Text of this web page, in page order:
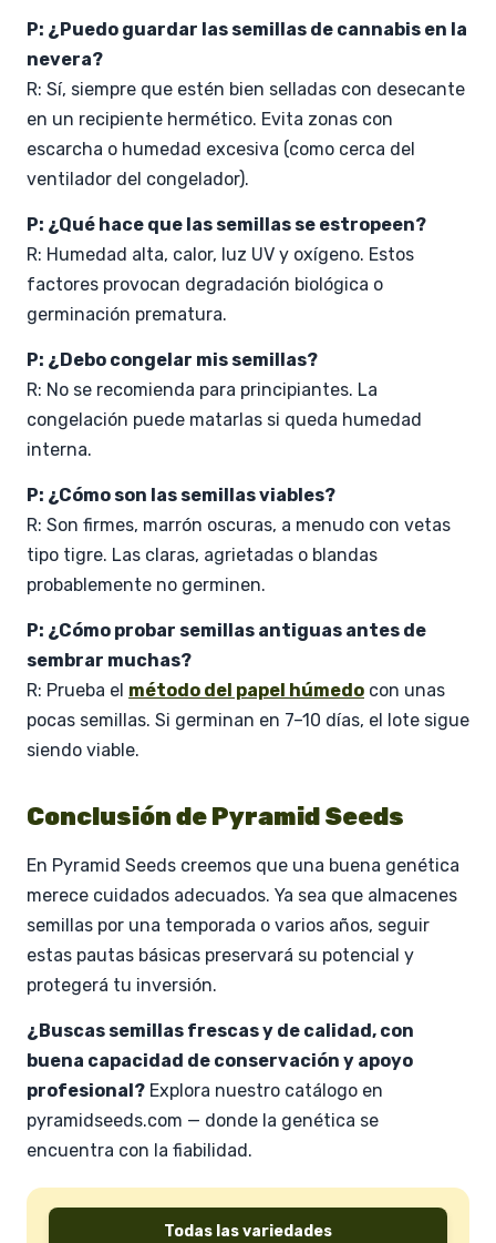
P: ¿Puedo guardar las semillas de cannabis en la
nevera?
R: Sí, siempre que estén bien selladas con desecante
en un recipiente hermético. Evita zonas con
escarcha o humedad excesiva (como cerca del
ventilador del congelador).
P: ¿Qué hace que las semillas se estropeen?
R: Humedad alta, calor, luz UV y oxígeno. Estos
factores provocan degradación biológica o
germinación prematura.
P: ¿Debo congelar mis semillas?
R: No se recomienda para principiantes. La
congelación puede matarlas si queda humedad
interna.
P: ¿Cómo son las semillas viables?
R: Son firmes, marrón oscuras, a menudo con vetas
tipo tigre. Las claras, agrietadas o blandas
probablemente no germinen.
P: ¿Cómo probar semillas antiguas antes de
sembrar muchas?
R: Prueba el método del papel húmedo con unas
pocas semillas. Si germinan en 7–10 días, el lote sigue
siendo viable.
Conclusión de Pyramid Seeds
En Pyramid Seeds creemos que una buena genética
merece cuidados adecuados. Ya sea que almacenes
semillas por una temporada o varios años, seguir
estas pautas básicas preservará su potencial y
protegerá tu inversión.
¿Buscas semillas frescas y de calidad, con
buena capacidad de conservación y apoyo
profesional? Explora nuestro catálogo en
pyramidseeds.com — donde la genética se
encuentra con la fiabilidad.
Todas las variedades